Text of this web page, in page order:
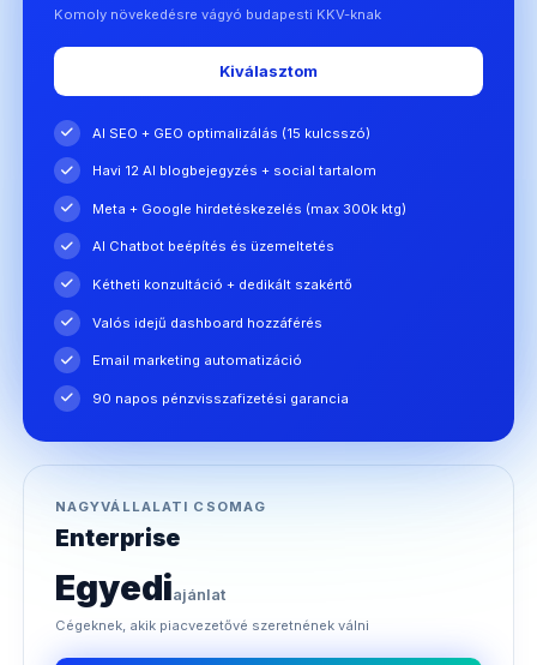
Komoly növekedésre vágyó budapesti KKV-knak
Kiválasztom
AI SEO + GEO optimalizálás (15 kulcsszó)
Havi 12 AI blogbejegyzés + social tartalom
Meta + Google hirdetéskezelés (max 300k ktg)
AI Chatbot beépítés és üzemeltetés
Kétheti konzultáció + dedikált szakértő
Valós idejű dashboard hozzáférés
Email marketing automatizáció
90 napos pénzvisszafizetési garancia
NAGYVÁLLALATI CSOMAG
Enterprise
Egyediajánlat
Cégeknek, akik piacvezetővé szeretnének válni